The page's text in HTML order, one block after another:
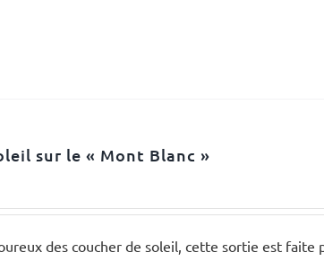
sur le « Mont Blanc »
des coucher de soleil, cette sortie est